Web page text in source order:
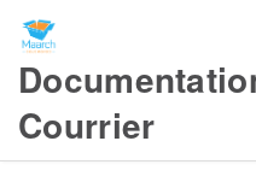
Courrier